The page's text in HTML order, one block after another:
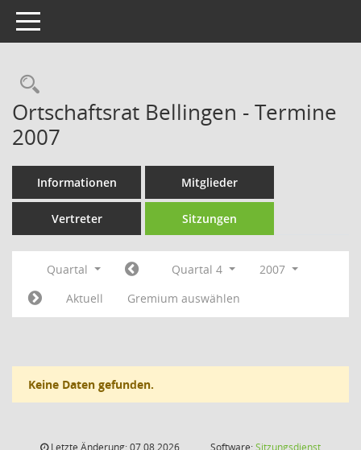
Toggle navigation
Rechercheauswahl
Ortschaftsrat Bellingen - Termine
2007
Informationen Mitglieder
Vertreter Sitzungen
Quartal Quartal 4
2007
Aktuell
Gremium auswählen
Keine Daten gefunden.
Letzte Änderung: 07.08.2026
Software:Sitzungsdienst